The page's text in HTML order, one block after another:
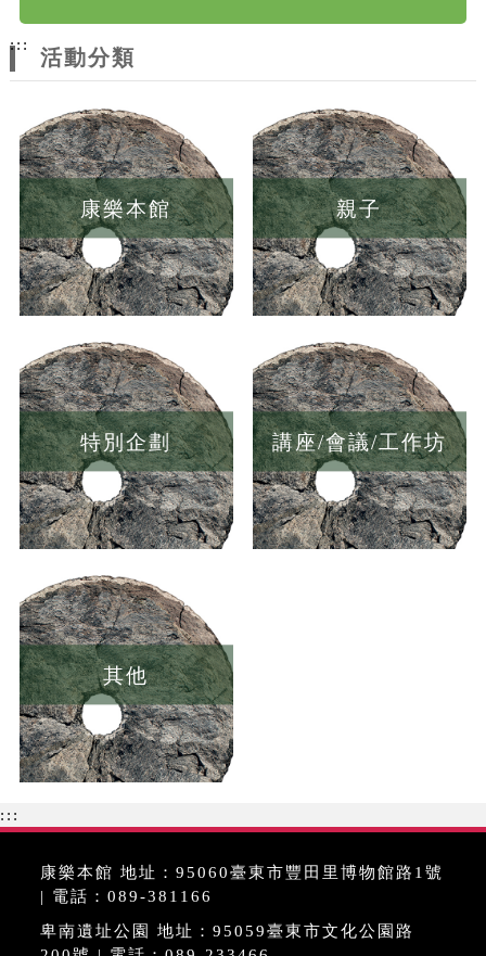
:::
活動分類
康樂本館 親子
特別企劃 講座/會議/工作坊
其他
:::
康樂本館 地址：95060臺東市豐田里博物館路1號
| 電話：089-381166
卑南遺址公園 地址：95059臺東市文化公園路